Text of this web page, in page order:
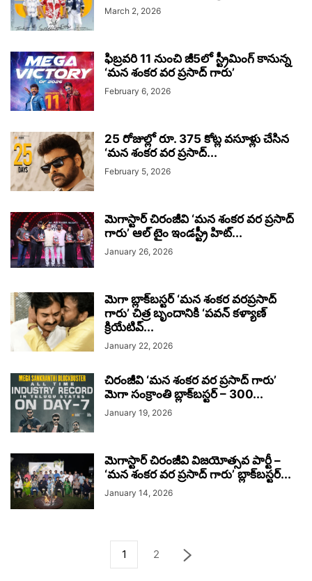
March 2, 2026
ఫిబ్రవరి 11 నుంచి జీ5లో స్ట్రీమింగ్ కానున్న
‘మన శంకర వర ప్రసాద్ గారు’
February 6, 2026
25 రోజుల్లో రూ. 375 కోట్ల వసూళ్లు చేసిన
‘మన శంకర వర ప్రసాద్...
February 5, 2026
మెగాస్టార్ చిరంజీవి ‘మన శంకర వర ప్రసాద్
గారు’ ఆల్ టైం ఇండస్ట్రీ హిట్...
January 26, 2026
మెగా బ్లాక్‌బస్టర్‌ ‘మన శంకర వరప్రసాద్
గారు’ చిత్ర బృందానికి ‘పవన్ కళ్యాణ్
క్రియేటివ్...
January 22, 2026
చిరంజీవి ‘మన శంకర వర ప్రసాద్ గారు’
మెగా సంక్రాంతి బ్లాక్‌బస్టర్ – 300...
January 19, 2026
మెగాస్టార్ చిరంజీవి విజయోత్సవ పార్టీ –
‘మన శంకర వర ప్రసాద్ గారు’ బ్లాక్‌బస్టర్...
January 14, 2026
1 2